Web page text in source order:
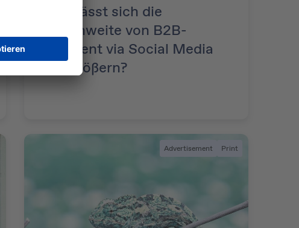
Wie lässt sich die
Reichweite von B2B-
Content via Social Media
vergrößern?
Advertisement Print